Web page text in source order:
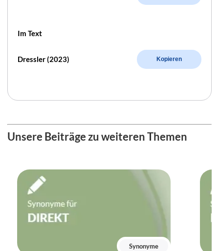
Im Text
Dressler (2023) Kopieren
Unsere Beiträge zu weiteren Themen
Synonyme